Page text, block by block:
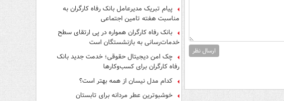
ارسال نظر
پیام تبریک مدیرعامل بانک رفاه کارگران به
مناسبت هفته تامین اجتماعی
بانک رفاه کارگران همواره در پی ارتقای سطح
خدمات‌رسانی به بازنشستگان است
چک امن دیجیتال حقوقی؛ خدمت جدید بانک
رفاه کارگران برای کسب‌وکارها
کدام مدل نیسان از همه بهتر است؟
خوشبوترین عطر مردانه برای تابستان